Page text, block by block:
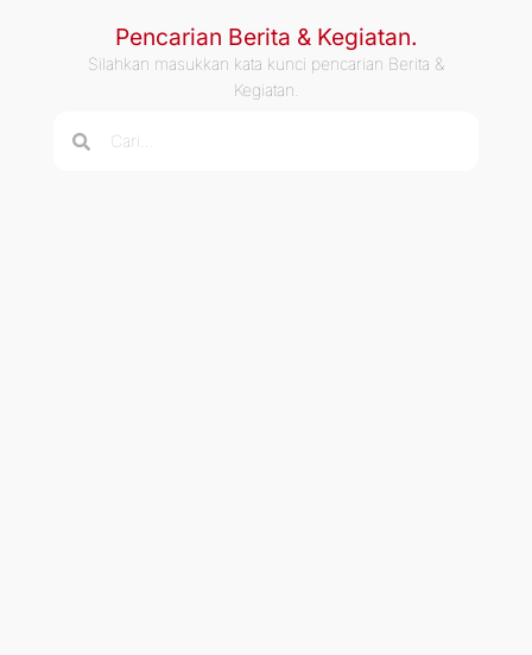
Pencarian Berita & Kegiatan.
Silahkan masukkan kata kunci pencarian Berita &
Kegiatan.